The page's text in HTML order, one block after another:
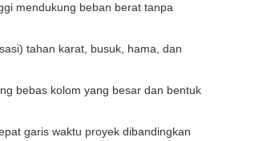
mendukung beban berat tanpa
tahan karat, busuk, hama, dan
bebas kolom yang besar dan bentuk
garis waktu proyek dibandingkan